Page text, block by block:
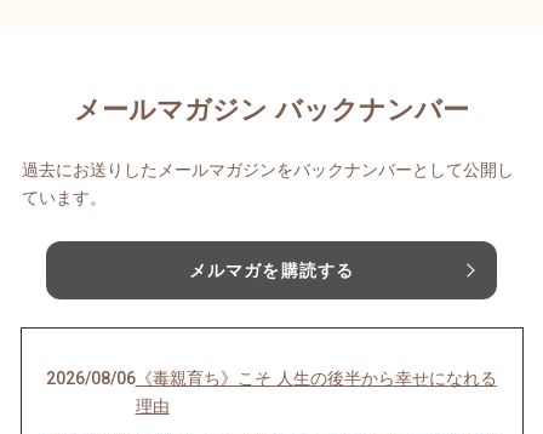
メールマガジン バックナンバー
過去にお送りしたメールマガジンをバックナンバーとして公開し
ています。
メルマガを購読する
2026/08/06《毒親育ち》こそ 人生の後半から幸せになれる
理由